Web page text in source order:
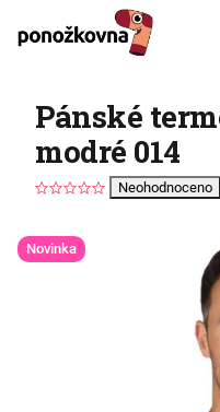
Pánské
modré 014
Neohodnoceno
Novinka